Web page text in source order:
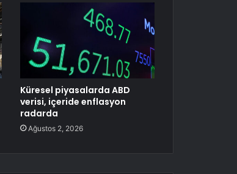
Küresel piyasalarda ABD
verisi, içeride enflasyon
radarda
Ağustos 2, 2026